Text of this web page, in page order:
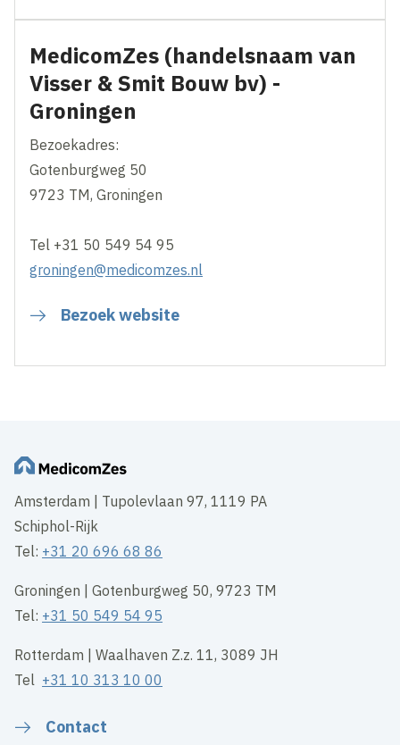
MedicomZes (handelsnaam van
Visser & Smit Bouw bv) -
Groningen
Bezoekadres:
Gotenburgweg 50
9723 TM, Groningen
Tel +31 50 549 54 95
groningen@medicomzes.nl
Bezoek website
Amsterdam | Tupolevlaan 97, 1119 PA
Schiphol-Rijk
Tel: +31 20 696 68 86
Groningen | Gotenburgweg 50, 9723 TM
Tel: +31 50 549 54 95
Rotterdam | Waalhaven Z.z. 11, 3089 JH
Tel +31 10 313 10 00
Contact